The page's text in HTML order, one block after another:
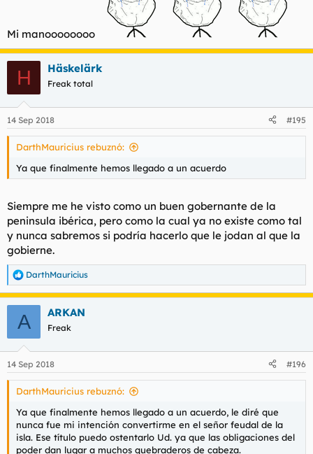
La fábrica será mi Mustafar. A liachu no le haremos nada, es un
Lo dicho, Ud. puede ser tranquilamente el Señor Feudal yyo
su mano derecha. Y juntos fumamos de la pipa de la paz.
Spoiler
Mi manoooooooo
H Häskelärk
Freak total
14 Sep 2018 #195
DarthMauricius rebuznó:
Ya que finalmente hemos llegado a un acuerdo
Siempre me he visto como un buen gobernante de la
peninsula ibérica, pero como la cual ya no existe como tal
y nunca sabremos si podría hacerlo que le jodan al que la
gobierne.
R
e
e
s
DarthMauricius
A ARKAN
Freak
14 Sep 2018 #196
DarthMauricius rebuznó:
Ya que finalmente hemos llegado a un acuerdo, le diré que
nunca fue mi intención convertirme en el señor feudal de la
isla. Ese título puedo ostentarlo Ud. ya que las obligaciones del
poder dan lugar a muchos quebraderos de cabeza.